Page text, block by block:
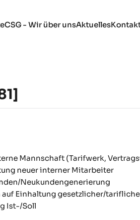
CSG - Wir über unsAktuelles
Mannschaft (Tarifwerk,
neuer interner Mitarbeiter
Neukundengenerierung
Einhaltung gesetzlicher/
Ist-/Soll